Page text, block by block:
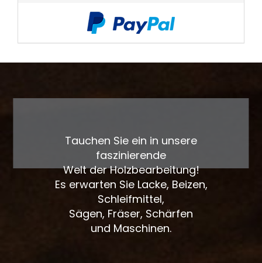
Tauchen Sie ein in unsere
faszinierende
Welt der Holzbearbeitung!
Es erwarten Sie Lacke, Beizen,
Schleifmittel,
Sägen, Fräser, Schärfen
und Maschinen.